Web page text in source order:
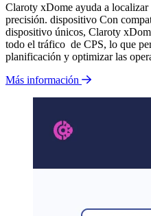
Claroty xDome ayuda a
precisión. dispositivo Con
dispositivo únicos, Claroty
todo el tráfico de CPS, lo que
planificación y optimizar las
Más información